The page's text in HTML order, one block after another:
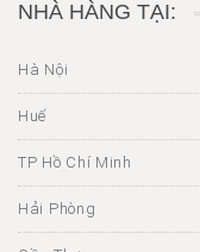
NHÀ HÀNG TẠI:
Hà Nội
Huế
TP Hồ Chí Minh
Hải Phòng